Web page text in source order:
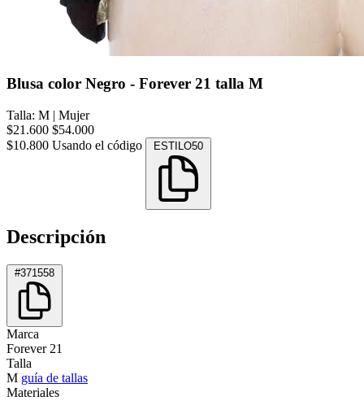
Blusa color Negro - Forever 21 talla M
Talla: M | Mujer
$21.600 $54.000
$10.800 Usando el código ESTILO50
Descripción
#371558
Marca
Forever 21
Talla
M guía de tallas
Materiales